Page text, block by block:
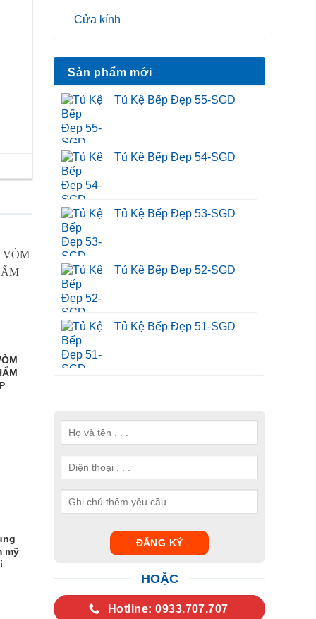
mỹ
Cửa kính
Sản phẩm mới
Tủ Kệ Bếp Đẹp 55-SGD
Tủ Kệ Bếp Đẹp 54-SGD
Tủ Kệ Bếp Đẹp 53-SGD
Tủ Kệ Bếp Đẹp 52-SGD
Tủ Kệ Bếp Đẹp 51-SGD
HOẶC
Hotline: 0933.707.707